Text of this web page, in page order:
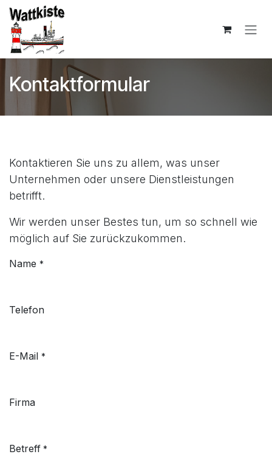
Zum Inhalt springen
Kontaktformular
Kontaktieren Sie uns zu allem, was unser
Unternehmen oder unsere Dienstleistungen
betrifft.
Wir werden unser Bestes tun, um so schnell wie
möglich auf Sie zurückzukommen.
Name *
Telefon
E-Mail *
Firma
Betreff *